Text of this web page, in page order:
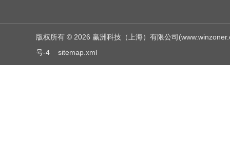
版权所有 © 2026 赢洲科技（上海）有限公司
号-4
sitemap.xml